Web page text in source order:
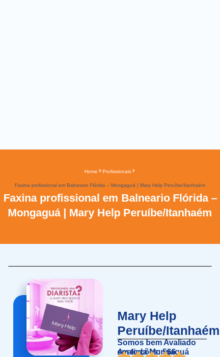
Home Profissionais
Faxina profissional em Balneario Flórida – Mongaguá | Mary Help Peruíbe/Itanhaém
Faxina profissional em Balneario Flórida –
Mongaguá | Mary Help Peruíbe/Itanhaém
Mary Help
Peruíbe/Itanhaém
Somos bem Avaliado
em toda Mongaguá
Avaliações: 566